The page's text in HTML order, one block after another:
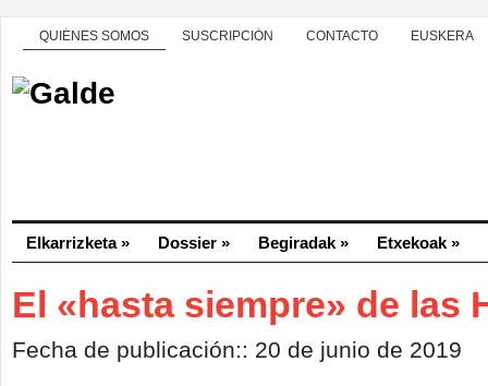
QUIÉNES SOMOS SUSCRIPCIÓN CONTACTO EUSKERA
Elkarrizketa» Dossier » Begiradak » Etxekoak »
El «hasta siempre» de las
Fecha de publicación:: 20 de junio de 2019